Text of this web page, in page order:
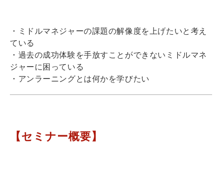
・ミドルマネジャーの課題の解像度を上げたいと考え
ている
・過去の成功体験を手放すことができないミドルマネ
ジャーに困っている
・アンラーニングとは何かを学びたい
【セミナー概要】